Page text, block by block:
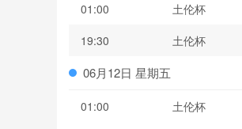
01:00 土伦杯
19:30
土伦杯
06月12日 星期五
01:00 土伦杯